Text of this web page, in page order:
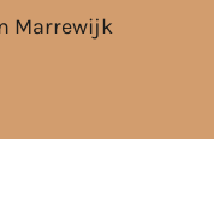
Marrewijk